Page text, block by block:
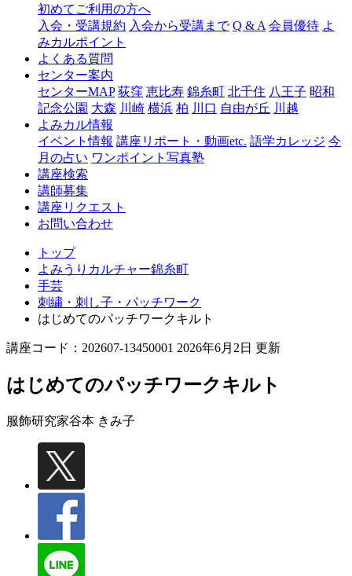
ャ
糸
初めてご利用の方へ
入会・受講規約 入会から受講まで Q & A 会員優待 よ
みカルポイント
よくある質問
センター案内
センターMAP 荻窪 恵比寿 錦糸町 北千住 八王子 昭和
記念公園 大森 川崎 横浜 柏 川口 自由が丘 川越
よみカル情報
イベント情報 講座リポート・動画etc. 語学カレッジ 今
月の占い ワンポイント写真塾
講座検索
講師募集
講座リクエスト
お問い合わせ
トップ
よみうりカルチャー錦糸町
手芸
刺繍・刺し子・パッチワーク
はじめてのパッチワークキルト
講座コード：202607-13450001 2026年6月2日 更新
はじめてのパッチワークキルト
服飾研究家谷本 きみ子